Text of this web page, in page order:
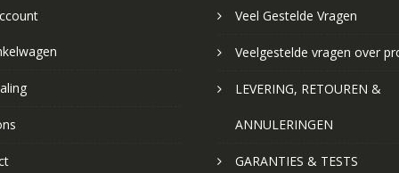
Veel Gestelde Vragen
Veelgestelde vragen over
LEVERING, RETOUREN &
ANNULERINGEN
GARANTIES & TESTS